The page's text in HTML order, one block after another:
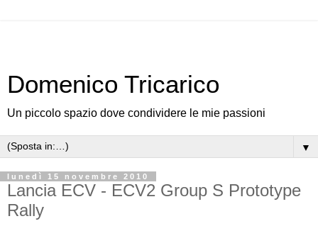
Domenico Tricarico
Un piccolo spazio dove condividere le mie passioni
▼
lunedì 15 novembre 2010
Lancia ECV - ECV2 Group S Prototype
Rally